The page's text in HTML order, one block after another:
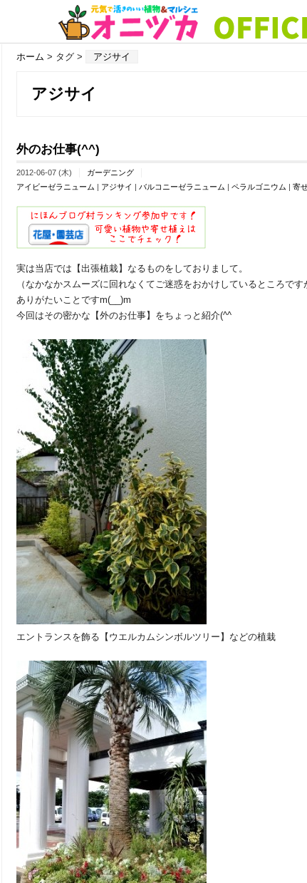
ホーム > タグ > アジサイ
アジサイ
外のお仕事(^^)
2012-06-07 (木)
ガーデニング
アイビーゼラニューム | アジサイ | バルコニーゼラニューム | ペラルゴニウム | 寄
実は当店では【出張植栽】なるものをしておりまして。
（なかなかスムーズに回れなくてご迷惑をおかけしているところで
ありがたいことですm(__)m
今回はその密かな【外のお仕事】をちょっと紹介(^^ゞ
エントランスを飾る【ウエルカムシンボルツリー】などの植栽